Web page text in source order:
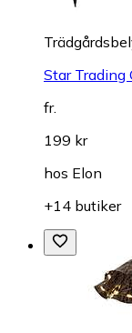
Star Trading
fr.
199 kr
hos Elon
+14 butiker